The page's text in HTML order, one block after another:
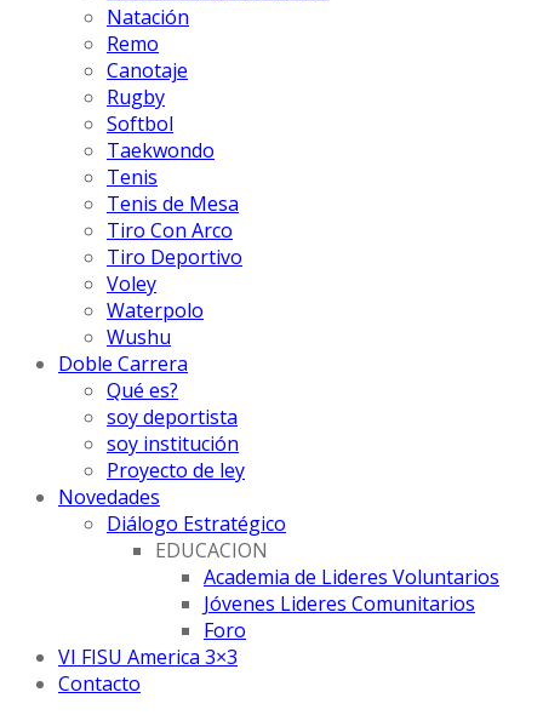
Natación
Remo
Canotaje
Rugby
Softbol
Taekwondo
Tenis
Tenis de Mesa
Tiro Con Arco
Tiro Deportivo
Voley
Waterpolo
Wushu
Doble Carrera
Qué es?
soy deportista
soy institución
Proyecto de ley
Novedades
Diálogo Estratégico
EDUCACION
Academia de Lideres Voluntarios
Jóvenes Lideres Comunitarios
Foro
VI FISU America 3×3
Contacto